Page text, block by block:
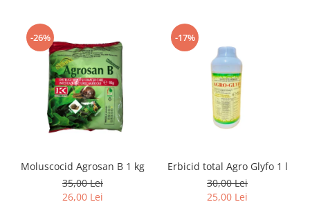
-26%
Moluscocid Agrosan B 1 kg
35,00 Lei
26,00 Lei
-17%
Erbicid total Agro Glyfo 1 l
30,00 Lei
25,00 Lei